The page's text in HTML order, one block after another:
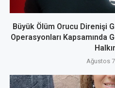
Büyük Ölüm Orucu Direnişi
Operasyonları Kapsamında
Ağustos